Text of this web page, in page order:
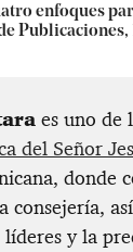
enfoques
Publicaciones,
es uno de
del Señor
donde
consejería,
y la